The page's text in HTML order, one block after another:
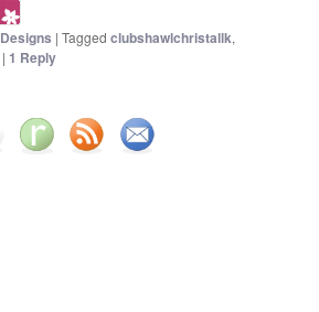
Designs |Tagged clubshawlchristallk,
| 1 Reply